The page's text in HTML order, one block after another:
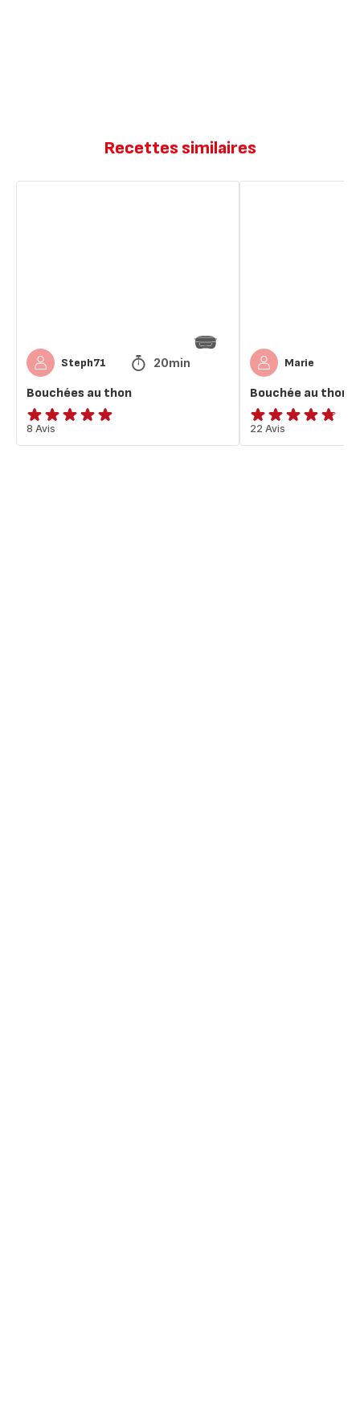
Recettes similaires
Steph71 20min
Bouchées au thon
ratings.4.9
8 Avis
Marie
Bouchée au thon
ratings.4.7
22 Avis